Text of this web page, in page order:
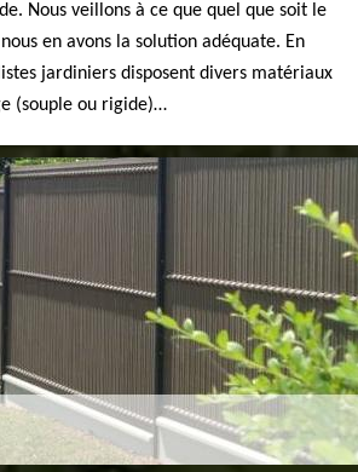
Nous veillons à ce que quel que soit le
en avons la solution adéquate. En
jardiniers disposent divers matériaux
(souple ou rigide)…